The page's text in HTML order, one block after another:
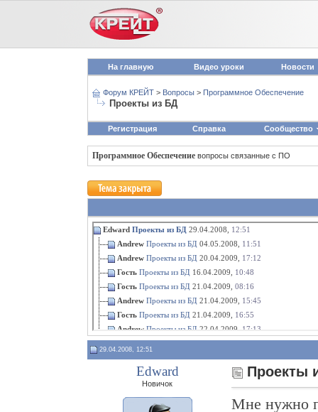
На главную Видео уроки Новости
Форум КРЕЙТ > Вопросы > Программное Обеспечение
Проекты из БД
Регистрация Справка Сообщество
Программное Обеспечение вопросы связанные с ПО
Edward Проекты из БД 29.04.2008, 12:51
Andrew Проекты из БД 04.05.2008, 11:51
Andrew Проекты из БД 20.04.2009, 17:12
Гость Проекты из БД 16.04.2009, 10:48
Гость Проекты из БД 21.04.2009, 08:16
Andrew Проекты из БД 21.04.2009, 15:45
Гость Проекты из БД 21.04.2009, 16:55
Andrew Проекты из БД 22.04.2009, 17:13
Andrew Проекты из БД06.05.2009,14:30
Проекты из БД 15:30
29.04.2008, 12:51
Edward
Новичок
Проекты
Мне нужно